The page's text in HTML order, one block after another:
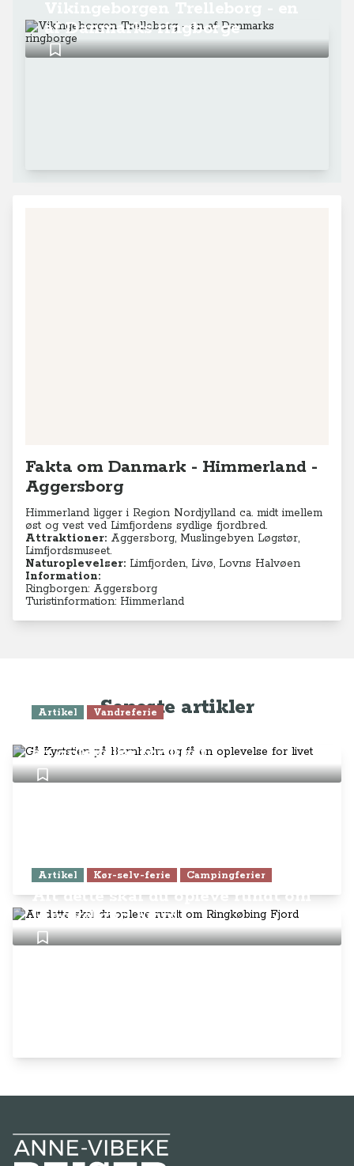
af Danmarks ringborge
Fakta om Danmark - Himmerland -
Aggersborg
Himmerland ligger i Region Nordjylland ca. midt imellem
øst og vest ved Limfjordens sydlige fjordbred.
Attraktioner: Aggersborg, Muslingebyen Løgstør,
Limfjordsmuseet.
Naturoplevelser: Limfjorden, Livø, Lovns Halvøen
Information:
Ringborgen: Aggersborg
Turistinformation: Himmerland
Seneste artikler
Artikel Vandreferie
en oplevelse for livet
Artikel Kør-selv-ferie Campingferier
Alt dette skal du opleve rundt om
Ringkøbing Fjord